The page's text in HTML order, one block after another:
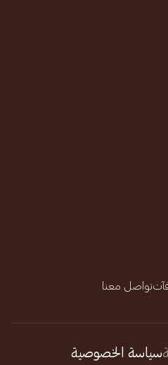
تواصل معنا
سياسة الخصوصية